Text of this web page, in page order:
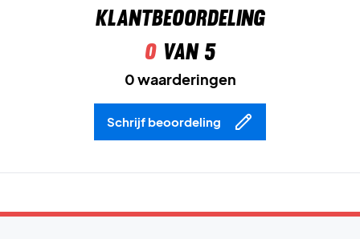
Klantbeoordeling
0van 5
0 waarderingen
Schrijf beoordeling